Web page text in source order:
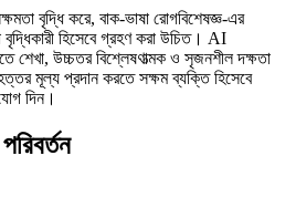
বৃদ্ধি করে, বাক-ভাষা রোগবিশেষজ্ঞ-এর
হিসেবে গ্রহণ করা উচিত। AI
শেখা, উচ্চতর বিশ্লেষণাত্মক ও সৃজনশীল দক্ষতা
মূল্য প্রদান করতে সক্ষম ব্যক্তি হিসেবে
দিন।